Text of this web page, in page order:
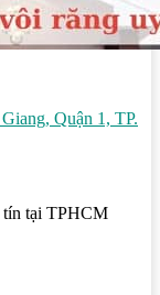
Quận 1, TP.
tín tại TPHCM